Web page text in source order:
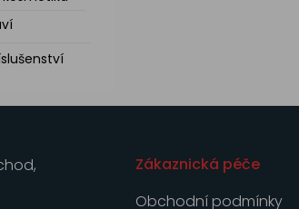
Zákaznická péče
Obchodní podmínky